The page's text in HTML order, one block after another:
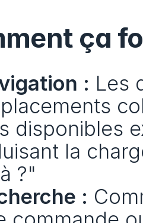
ça
: Les
disponibles
la
?"
: